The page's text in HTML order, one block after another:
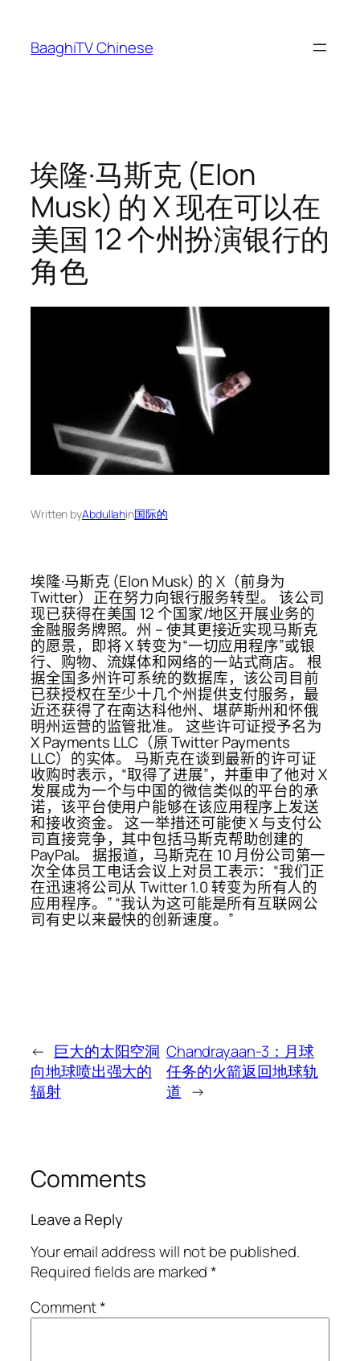
content
BaaghiTV Chinese
埃隆·马斯克 (Elon
Musk) 的 X 现在可以在
美国 12 个州扮演银行的
角色
Written byAbdullahin国际的
埃隆·马斯克 (Elon Musk) 的 X（前身为
Twitter）正在努力向银行服务转型。 该公司
现已获得在美国 12 个国家/地区开展业务的
金融服务牌照。州 – 使其更接近实现马斯克
的愿景，即将 X 转变为“一切应用程序”或银
行、购物、流媒体和网络的一站式商店。 根
据全国多州许可系统的数据库，该公司目前
已获授权在至少十几个州提供支付服务，最
近还获得了在南达科他州、堪萨斯州和怀俄
明州运营的监管批准。 这些许可证授予名为
X Payments LLC（原 Twitter Payments
LLC）的实体。 马斯克在谈到最新的许可证
收购时表示，“取得了进展”，并重申了他对 X
发展成为一个与中国的微信类似的平台的承
诺，该平台使用户能够在该应用程序上发送
和接收资金。 这一举措还可能使 X 与支付公
司直接竞争，其中包括马斯克帮助创建的
PayPal。 据报道，马斯克在 10 月份公司第一
次全体员工电话会议上对员工表示：“我们正
在迅速将公司从 Twitter 1.0 转变为所有人的
应用程序。” “我认为这可能是所有互联网公
司有史以来最快的创新速度。”
← 巨大的太阳空洞
向地球喷出强大的
辐射
Chandrayaan-3：月球
任务的火箭返回地球轨
道 →
Comments
Leave a Reply
Your email address will not be published.
Required fields are marked*
Comment*